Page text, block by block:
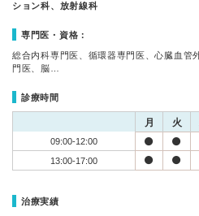
ション科、放射線科
専門医・資格：
総合内科専門医、循環器専門医、心臓血管
門医、脳…
診療時間
月 火
09:00-12:00
13:00-17:00
治療実績